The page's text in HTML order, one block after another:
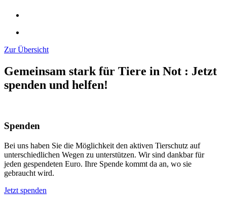
Zur Übersicht
Gemeinsam stark für Tiere in Not : Jetzt
spenden und helfen!
Spenden
Bei uns haben Sie die Möglichkeit den aktiven Tierschutz auf
unterschiedlichen Wegen zu unterstützen. Wir sind dankbar für
jeden gespendeten Euro. Ihre Spende kommt da an, wo sie
gebraucht wird.
Jetzt spenden